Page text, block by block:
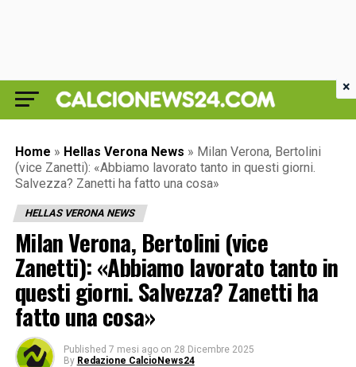
Home » Hellas Verona News » Milan Verona, Bertolini
(vice Zanetti): «Abbiamo lavorato tanto in questi giorni.
Salvezza? Zanetti ha fatto una cosa»
HELLAS VERONA NEWS
Milan Verona, Bertolini (vice
Zanetti): «Abbiamo lavorato tanto in
questi giorni. Salvezza? Zanetti ha
fatto una cosa»
Published 7 mesi ago on 28 Dicembre 2025
By Redazione CalcioNews24
×